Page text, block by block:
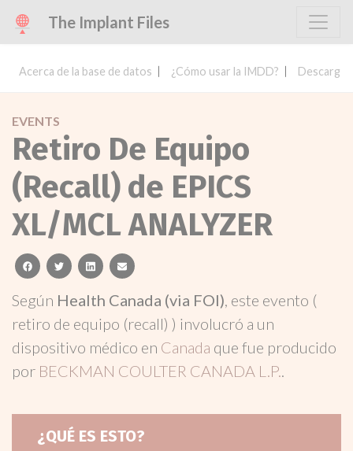
The Implant Files
Acerca de la base de datos ¿Cómo usar la IMDD? Descargar
EVENTS
Retiro De Equipo
(Recall) de EPICS
XL/MCL ANALYZER
facebooktwitterlinkedinemail
Según Health Canada (via FOI), este evento (
retiro de equipo (recall) ) involucró a un
dispositivo médico en Canada que fue producido
por BECKMAN COULTER CANADA L.P..
¿QUÉ ES ESTO?